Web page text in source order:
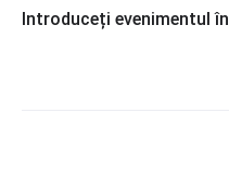
Introduceți evenimentul în